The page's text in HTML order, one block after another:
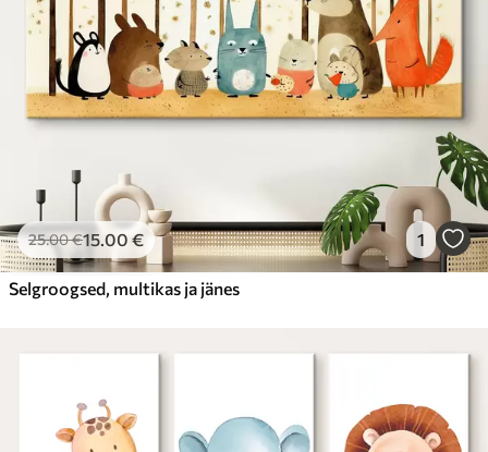
25.00€15.00 € 1
Selgroogsed, multikas ja jänes